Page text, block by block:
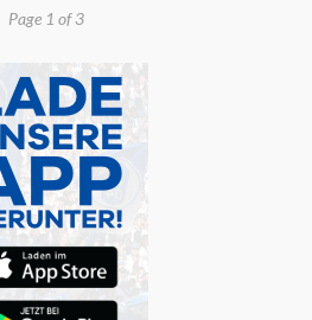
Page 1 of 3